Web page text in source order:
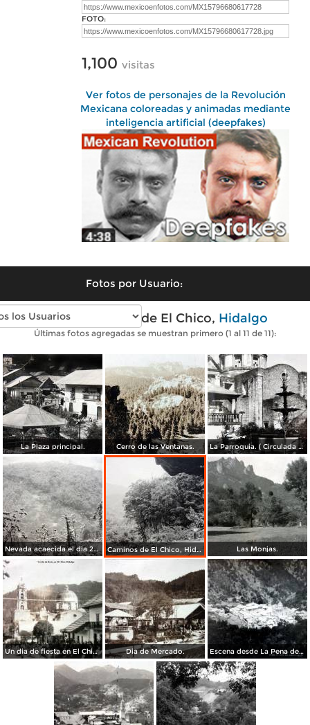
FOTO:
1,100 visitas
Ver fotos de personajes de la Revolución
Mexicana coloreadas y animadas mediante
inteligencia artificial (deepfakes)
Fotos por Usuario:
Fotos antiguas de El Chico, Hidalgo
Últimas fotos agregadas se muestran primero (1 al 11 de 11):
La Plaza principal. Cerro de las Ventanas. La Parroquia. ( Circulada el 22 de Agosto de 1929 ).
Nevada acaecida el dia 25 de Enero de 1920. Caminos de El Chico, Hidalgo. Las Monjas.
Un dia de fiesta en El Chico, Hidalgo Dia de Mercado. Escena desde La Pena de el cuervo.